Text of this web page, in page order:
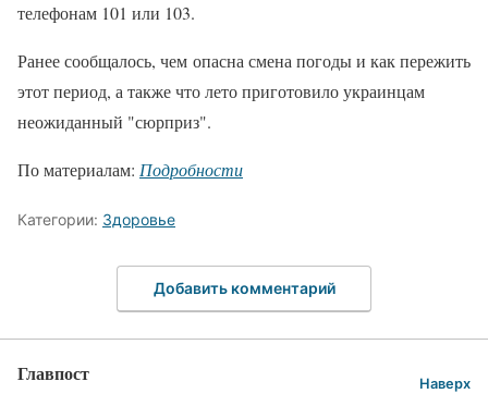
телефонам 101 или 103.
Ранее сообщалось, чем опасна смена погоды и как пережить
этот период, а также что лето приготовило украинцам
неожиданный "сюрприз".
По материалам: Подробности
Категории: Здоровье
Добавить комментарий
Главпост Наверх